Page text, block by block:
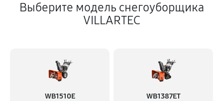
Выберите модель снегоуборщика
VILLARTEC
WB1510E WB1387ET